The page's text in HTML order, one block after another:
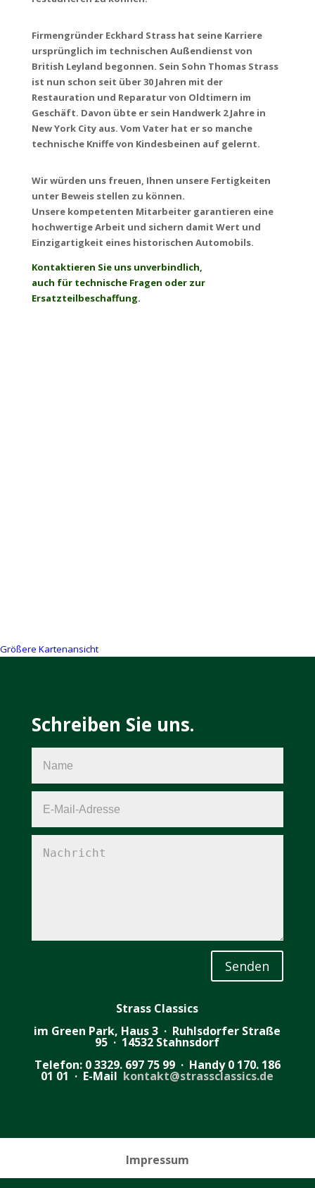
Firmengründer Eckhard Strass hat seine Karriere
ursprünglich im technischen Außendienst von
British Leyland begonnen. Sein Sohn Thomas Strass
ist nun schon seit über 30 Jahren mit der
Restauration und Reparatur von Oldtimern im
Geschäft. Davon übte er sein Handwerk 2 Jahre in
New York City aus. Vom Vater hat er so manche
technische Kniffe von Kindesbeinen auf gelernt.
Wir würden uns freuen, Ihnen unsere Fertigkeiten
unter Beweis stellen zu können.
Unsere kompetenten Mitarbeiter garantieren eine
hochwertige Arbeit und sichern damit Wert und
Einzigartigkeit eines historischen Automobils.
Kontaktieren Sie uns unverbindlich,
auch für technische Fragen oder zur
Ersatzteilbeschaffung.
Größere Kartenansicht
Schreiben Sie uns.
Senden
Strass Classics
im Green Park, Haus 3 · Ruhlsdorfer Straße
95 · 14532 Stahnsdorf
Telefon: 0 3329. 697 75 99 · Handy 0 170. 186
01 01 · E-Mail kontakt@strassclassics.de
Impressum